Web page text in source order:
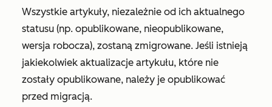
Wszystkie artykuły, niezależnie od ich aktualnego
statusu (np. opublikowane, nieopublikowane,
wersja robocza), zostaną zmigrowane. Jeśli istnieją
jakiekolwiek aktualizacje artykułu, które nie
zostały opublikowane, należy je opublikować
przed migracją.